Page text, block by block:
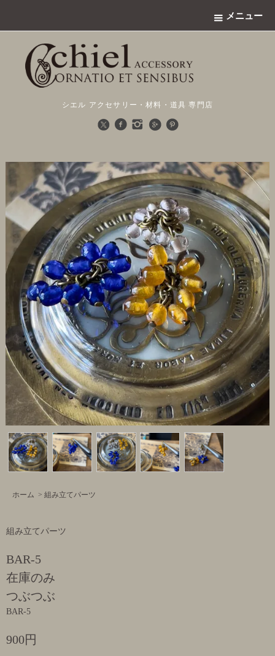
メニュー
シエル アクセサリー・材料・道具 専門店
ホーム > 組み立てパーツ
組み立てパーツ
BAR-5
在庫のみ
つぶつぶ
BAR-5
900円